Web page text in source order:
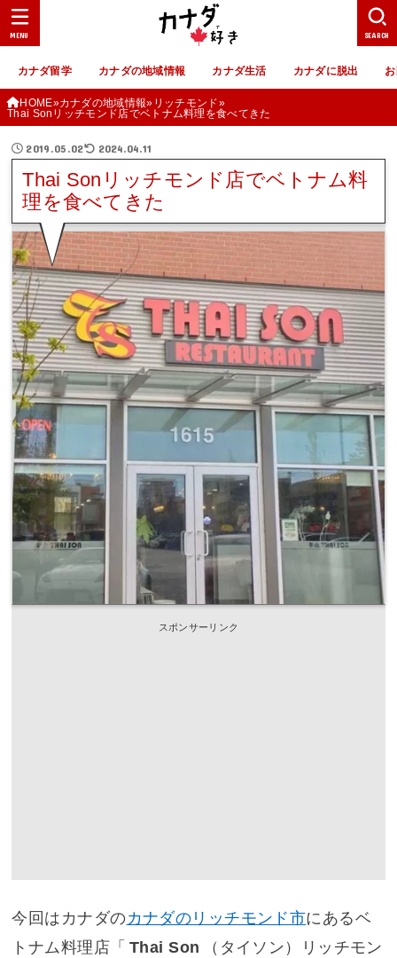
カナダ留学 カナダの地域情報 カナダ生活 カナダに脱出
SEARCH
MENU
HOME カナダの地域情報
リッチモンド
Thai Sonリッチモンド店でベトナム料理を食べてきた
2019.05.02 2024.04.11
Thai Sonリッチモンド店でベトナム料
理を食べてきた
スポンサーリンク
今回はカナダのカナダのリッチモンド市にあるベ
トナム料理店「 Thai Son
（タイソン）リッチモン